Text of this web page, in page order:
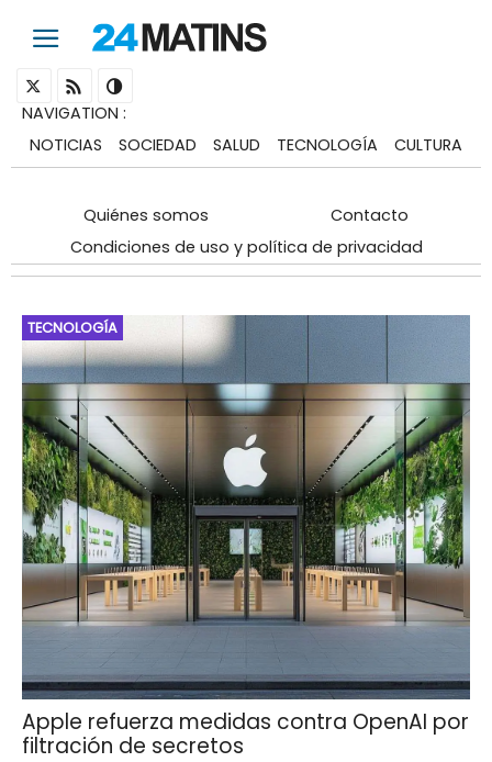
NAVIGATION :
NOTICIAS
SOCIEDAD SALUD TECNOLOGÍA CULTURA
Quiénes somos
Contacto
Condiciones de uso y política de privacidad
TECNOLOGÍA
Apple refuerza medidas contra OpenAI por
filtración de secretos